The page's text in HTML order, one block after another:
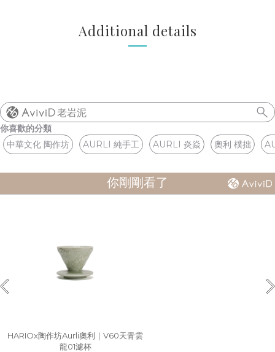
Additional details
老岩泥
你喜歡的分類
中華文化 陶作坊
AURLI 純手工 AURLI 炎焱 奧利 樸拙
你剛剛看了
HARIOx陶作坊Aurli奧利｜V60天青雲
龍01濾杯